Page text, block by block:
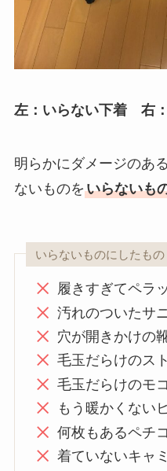
左：いらない下着 右
明らかにダメージのあ
ないものをいらないも
いらないものにしたもの
履きすぎてペラ
汚れのついたサ
穴が開きかけの
毛玉だらけのス
毛玉だらけのモ
もう暖かくない
何枚もあるペチ
着ていないキャ